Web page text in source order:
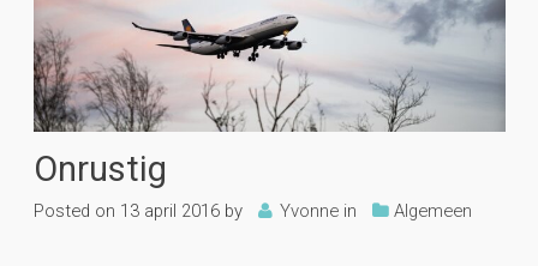
Onrustig
Posted on 13 april 2016 by Yvonne in Algemeen